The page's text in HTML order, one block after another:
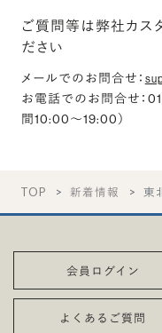
ご質問等は弊社カス
ださい
メールでのお問合せ ：
お電話でのお問合せ ：
間10:00～19:00）
TOP 新着情報 東
会員ログイン
よくあるご質問